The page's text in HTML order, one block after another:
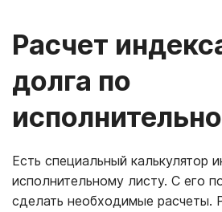
Расчет
долга по
Есть специальный калькулятор
исполнительному листу. С его
сделать необходимые расчеты.